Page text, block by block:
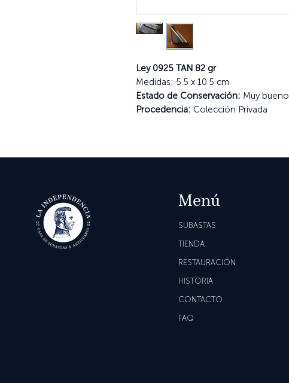
Ley 0925 TAN 82 gr
Medidas: 5.5 x 10.5 cm
Estado de Conservación: Muy bueno
Procedencia: Colección Privada
Menú
SUBASTAS
TIENDA
RESTAURACIÓN
HISTORIA
CONTACTO
FAQ